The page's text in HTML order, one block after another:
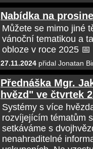
Nabídka na
Můžete se mimo jiné
vánoční tematikou a
obloze v roce 2025 📅
27.11.2024 přidal Jonatan
Přednáška Mgr.
hvězd" ve čtvrtek
Systémy s více
rozvíjejícím tématům
setkáváme s
nenahraditelné